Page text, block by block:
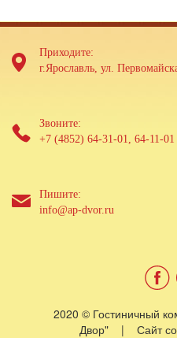
Приходите:
г.Ярославль, ул.
Звоните:
+7 (4852) 64-31-01, 64-11-01
Пишите:
info@ap-dvor.ru
2020 © Гостиничный
Двор" | Сайт